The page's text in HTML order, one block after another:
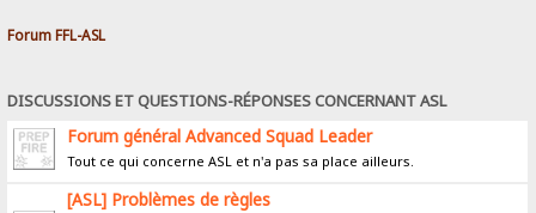
Forum FFL-ASL
DISCUSSIONS ET QUESTIONS-RÉPONSES CONCERNANT ASL
Forum général Advanced Squad Leader
Tout ce qui concerne ASL et n'a pas sa place ailleurs.
[ASL] Problèmes de règles